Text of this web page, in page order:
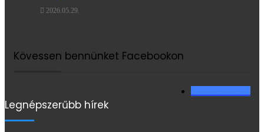
2026.05.29.
Kövessen bennünket Facebookon
Legnépszerűbb hírek